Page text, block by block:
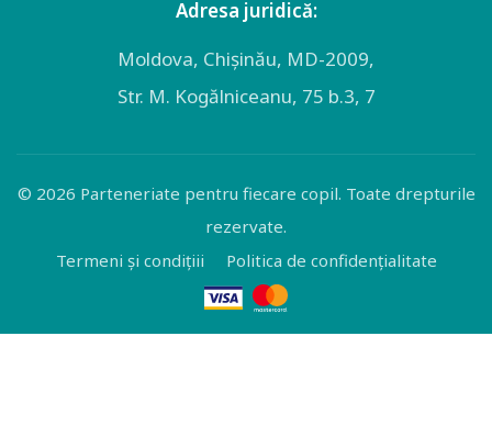
Adresa juridică:
Moldova, Chişinău, MD-2009,
Str. M. Kogălniceanu, 75 b.3, 7
© 2026 Parteneriate pentru fiecare copil. Toate drepturile
rezervate.
Termeni și condițiii
Politica de confidențialitate